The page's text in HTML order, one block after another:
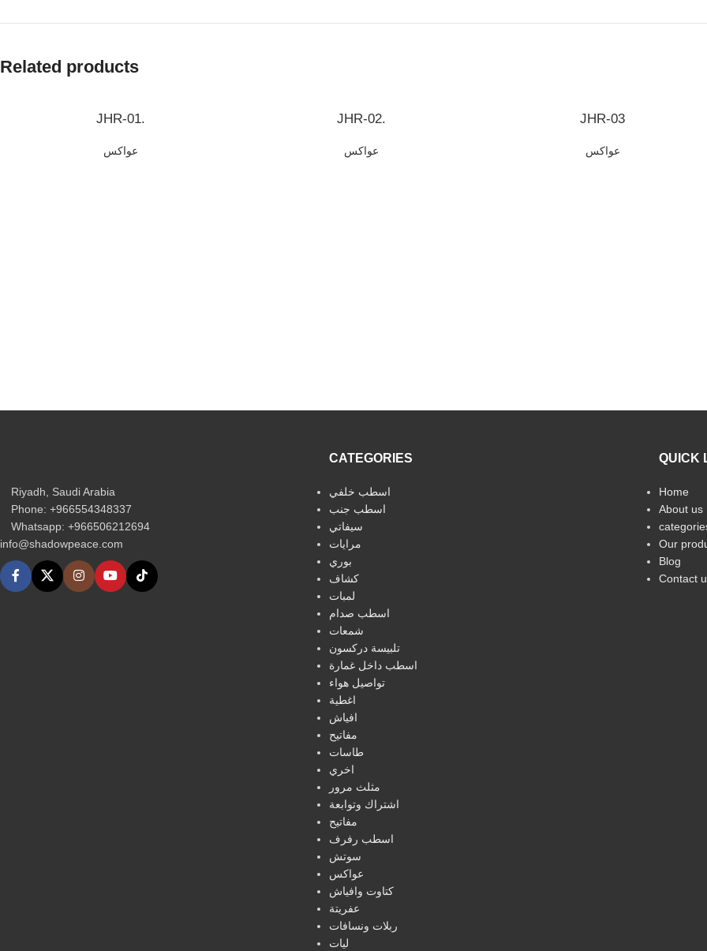
Related products
JHR-01.
عواكس
JHR-02.
عواكس
JHR-03
عواكس
Riyadh, Saudi Arabia
Phone: +966554348337
Whatsapp: +966506212694‬
info@shadowpeace.com
CATEGORIES
اسطب خلفي
اسطب جنب
سيفاتي
مرايات
بوري
كشاف
لمبات
اسطب صدام
شمعات
تلبيسة دركسون
اسطب داخل غمارة
تواصيل هواء
اغطية
افياش
مفاتيح
طاسات
اخري
مثلث مرور
اشتراك وتوابعة
مفاتيح
اسطب رفرف
سوتش
عواكس
كتاوت وافياش
عفريتة
ربلات ونسافات
ليات
QUICK
Home
About us
Our
Blog
Contact